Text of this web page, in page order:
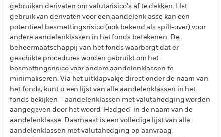
gebruiken derivaten om valutarisico's af te dekken. Het
gebruik van derivaten voor een aandelenklasse kan een
potentieel besmettingsrisico (ook bekend als spill-over) voor
andere aandelenklassen in het fonds betekenen. De
beheermaatschappij van het fonds waarborgt dat er
geschikte procedures worden gebruikt om het
besmettingsrisico voor andere aandelenklassen te
minimaliseren. Via het uitklapvakje direct onder de naam van
het fonds, kunt u een lijst van alle aandelenklassen in het
fonds bekijken – aandelenklassen met valutahedging worden
aangegeven door het woord 'Hedged' in de naam van de
aandelenklasse. Daarnaast is een volledige lijst van alle
aandelenklassen met valutahedging op aanvraag